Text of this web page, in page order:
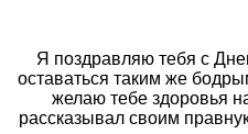
Я поздравляю тебя с
оставаться таким же
желаю тебе здоровья
рассказывал своим